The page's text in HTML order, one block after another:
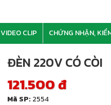
VIDEO CLIP CHỨNG NHẬN,
ĐÈN 220V CÓ CÒI
121.500 đ
Mã SP: 2554